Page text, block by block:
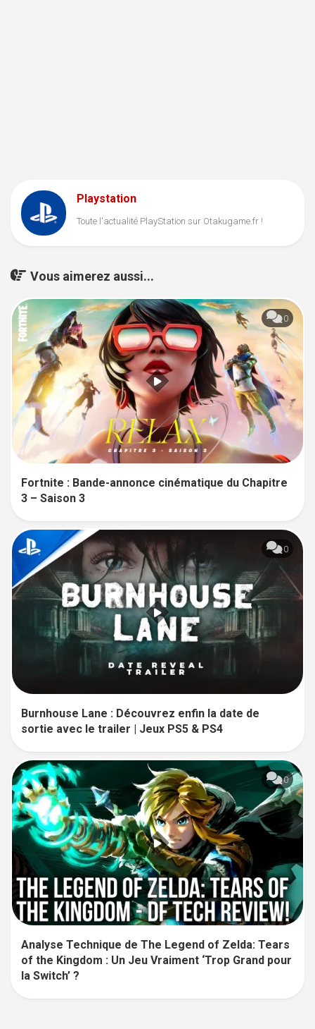
Playstation
Toute l'actualité PlayStation sur Otakugame.fr !
Vous aimerez aussi...
0
Fortnite : Bande-annonce cinématique du Chapitre
3 – Saison 3
0
Burnhouse Lane : Découvrez enfin la date de
sortie avec le trailer | Jeux PS5 & PS4
0
Analyse Technique de The Legend of Zelda: Tears
of the Kingdom : Un Jeu Vraiment ‘Trop Grand pour
la Switch’ ?